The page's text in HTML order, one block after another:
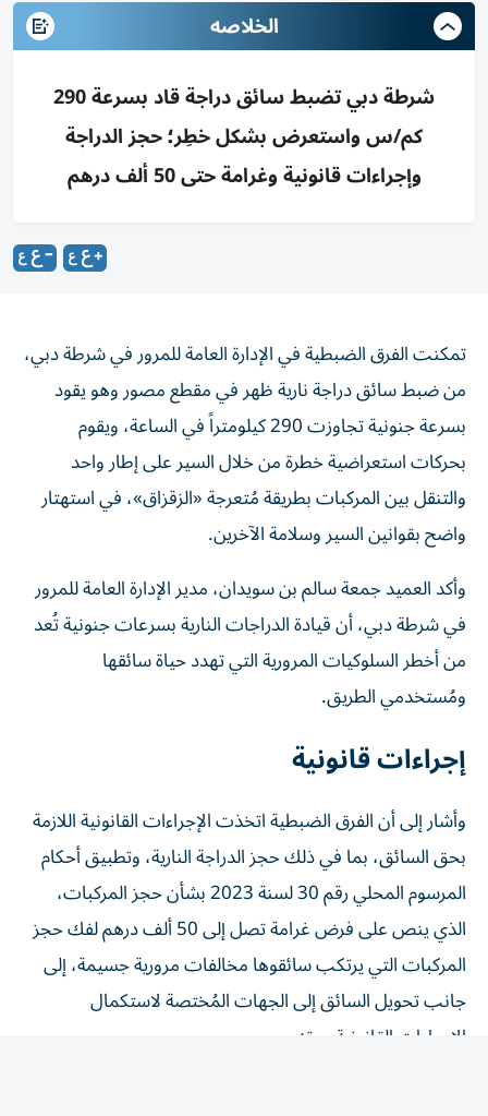
الخلاصه
شرطة دبي تضبط سائق دراجة قاد بسرعة 290
كم/س واستعرض بشكل خطِر؛ حجز الدراجة
وإجراءات قانونية وغرامة حتى 50 ألف درهم
من ضبط سائق دراجة نارية ظهر في مقطع مصور وهو يقود
بسرعة جنونية تجاوزت 290 كيلومتراً في الساعة، ويقوم
بحركات استعراضية خطرة من خلال السير على إطار واحد
والتنقل بين المركبات بطريقة مُتعرجة «الزقزاق»، في استهتار
واضح بقوانين السير وسلامة الآخرين.
وأكد العميد جمعة سالم بن سويدان، مدير الإدارة العامة للمرور
في شرطة دبي، أن قيادة الدراجات النارية بسرعات جنونية تُعد
من أخطر السلوكيات المرورية التي تهدد حياة سائقها
ومُستخدمي الطريق.
إجراءات قانونية
وأشار إلى أن الفرق الضبطية اتخذت الإجراءات القانونية اللازمة
بحق السائق، بما في ذلك حجز الدراجة النارية، وتطبيق أحكام
المرسوم المحلي رقم 30 لسنة 2023 بشأن حجز المركبات،
الذي ينص على فرض غرامة تصل إلى 50 ألف درهم لفك حجز
المركبات التي يرتكب سائقوها مخالفات مرورية جسيمة، إلى
جانب تحويل السائق إلى الجهات المُختصة لاستكمال
الإجراءات القانونية بحقه.